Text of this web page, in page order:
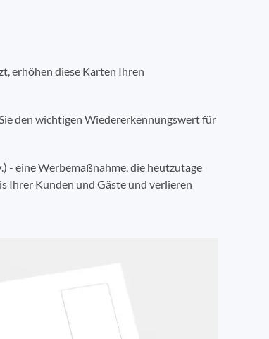
erhöhen diese Karten Ihren
den wichtigen Wiedererkennungswert für
- eine Werbemaßnahme, die heutzutage
Ihrer Kunden und Gäste und verlieren